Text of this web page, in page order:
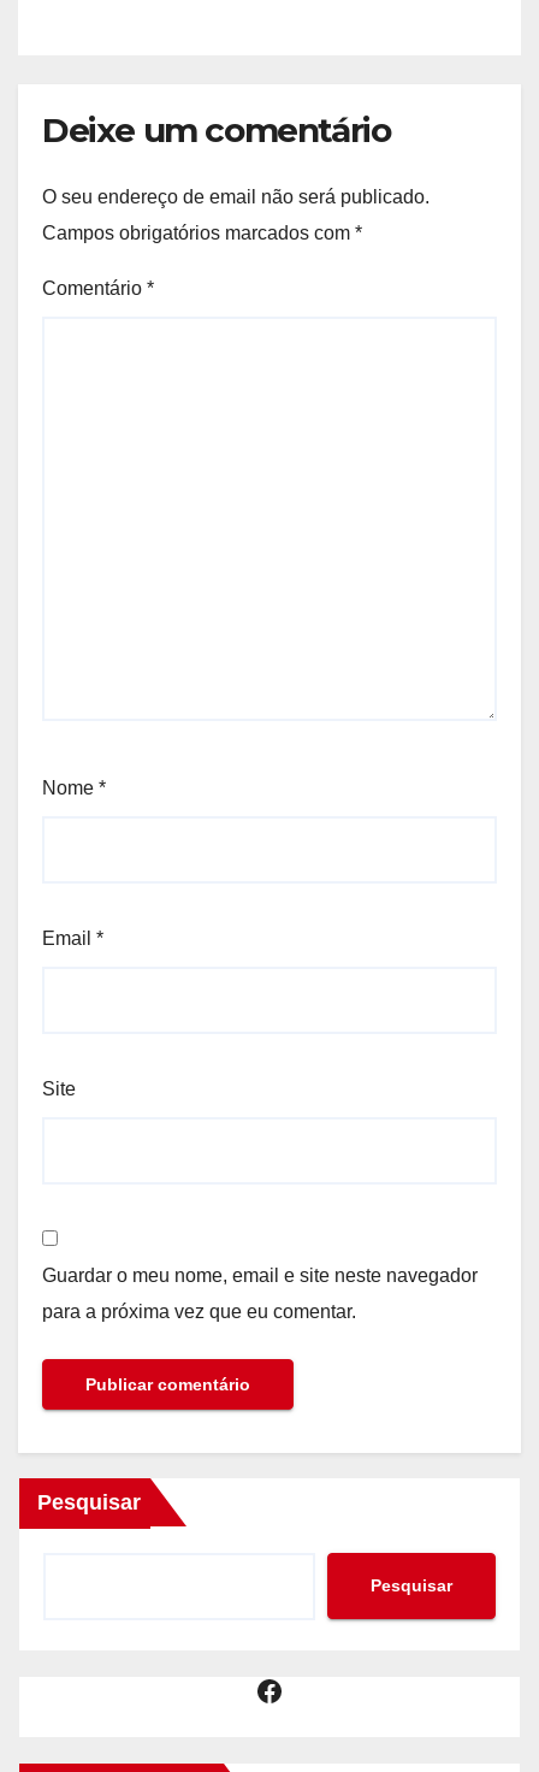
Deixe um comentário
O seu endereço de email não será publicado.
Campos obrigatórios marcados com *
Comentário *
Nome *
Email *
Site
Guardar o meu nome, email e site neste navegador
para a próxima vez que eu comentar.
Pesquisar
Pesquisar
Facebook